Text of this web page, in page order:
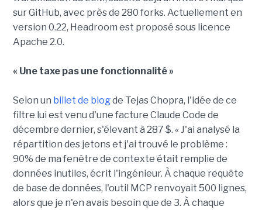
sur GitHub, avec près de 280 forks. Actuellement en
version 0.22, Headroom est proposé sous licence
Apache 2.0.
« Une taxe pas une fonctionnalité »
Selon un billet de blogde Tejas Chopra, l'idée de ce
filtre lui est venu d'une facture Claude Code de
décembre dernier, s'élevant à 287 $. « J'ai analysé la
répartition des jetons et j'ai trouvé le problème :
90% de ma fenêtre de contexte était remplie de
données inutiles, écrit l'ingénieur. À chaque requête
de base de données, l'outil MCP renvoyait 500 lignes,
alors que je n'en avais besoin que de 3. À chaque